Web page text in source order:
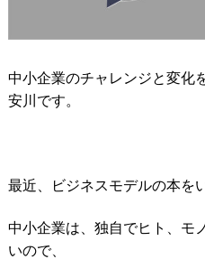
中小企業のチャレンジと変化
安川です。
最近、ビジネスモデルの本を
中小企業は、独自でヒト、モ
いので、